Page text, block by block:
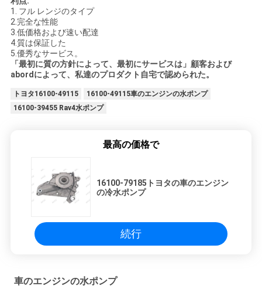
1. フル レンジのタイプ
2.完全な性能
3.低価格および速い配達
4.質は保証した
5.優秀なサービス。
「最初に質の方針によって、最初にサービスは」顧客および
abordによって、私達のプロダクト自宅で認められた。
トヨタ16100-49115
16100-49115車のエンジンの水ポンプ
16100-39455 Rav4水ポンプ
最高の価格で
16100-79185トヨタの車のエンジン
の冷水ポンプ
続行
車のエンジンの水ポンプ